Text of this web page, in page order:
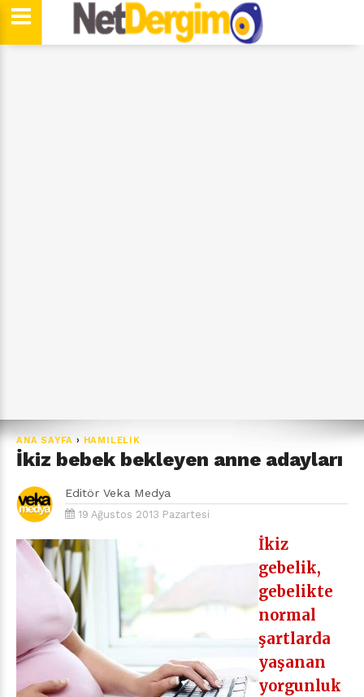
ANA SAYFA › HAMILELIK
İkiz bebek bekleyen anne adayları
Editör Veka Medya
19 Ağustos 2013 Pazartesi
İkiz
gebelik,
gebelikte
normal
şartlarda
yaşanan
yorgunluk